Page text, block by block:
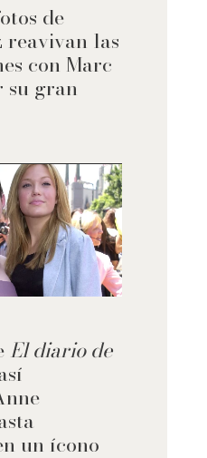
de
reavivan las
con Marc
gran
El diario de
un ícono